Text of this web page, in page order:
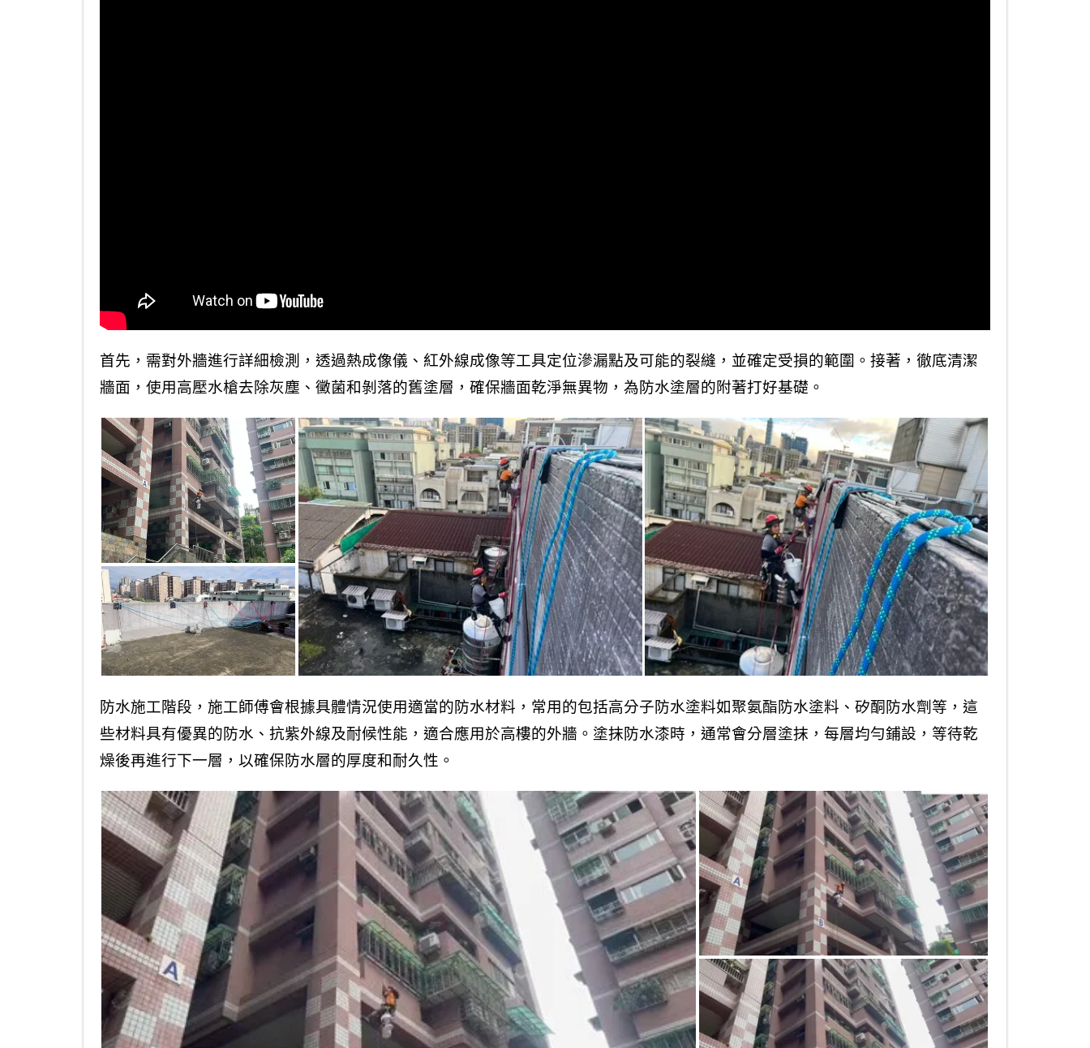
首先，需對外牆進行詳細檢測，透過熱成像儀、紅外線成像等工具定位滲漏點及可能的裂縫，並確定受損的範圍。接著，徹底清潔
牆面，使用高壓水槍去除灰塵、黴菌和剝落的舊塗層，確保牆面乾淨無異物，為防水塗層的附著打好基礎。
防水施工階段，施工師傅會根據具體情況使用適當的防水材料，常用的包括高分子防水塗料如聚氨酯防水塗料、矽酮防水劑等，這
些材料具有優異的防水、抗紫外線及耐候性能，適合應用於高樓的外牆。塗抹防水漆時，通常會分層塗抹，每層均勻鋪設，等待乾
燥後再進行下一層，以確保防水層的厚度和耐久性。